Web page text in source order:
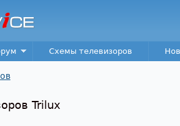
Схемы телевизоров
Trilux